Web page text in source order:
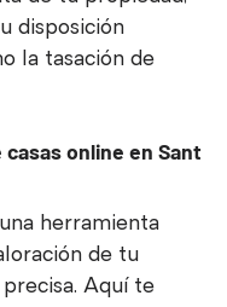
disposición
la tasación de
online en Sant
herramienta
de tu
Aquí te